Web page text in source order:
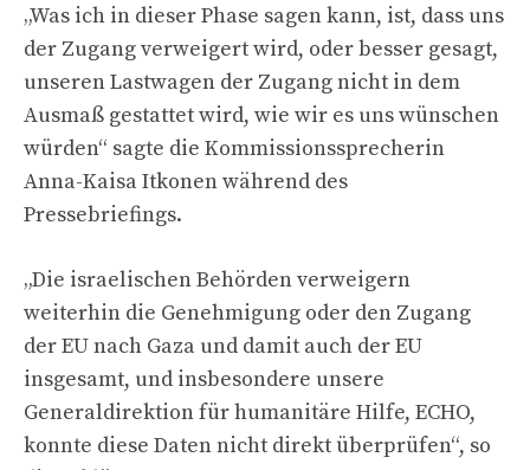
„Was ich in dieser Phase sagen kann, ist, dass uns
der Zugang verweigert wird, oder besser gesagt,
unseren Lastwagen der Zugang nicht in dem
Ausmaß gestattet wird, wie wir es uns wünschen
würden“ sagte die Kommissionssprecherin
Anna-Kaisa Itkonen während des
Pressebriefings.
„Die israelischen Behörden verweigern
weiterhin die Genehmigung oder den Zugang
der EU nach Gaza und damit auch der EU
insgesamt, und insbesondere unsere
Generaldirektion für humanitäre Hilfe, ECHO,
konnte diese Daten nicht direkt überprüfen“, so